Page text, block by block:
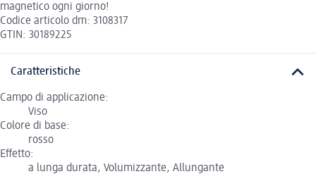
magnetico ogni giorno!
Codice articolo dm: 3108317
GTIN: 30189225
Caratteristiche
Campo di applicazione:
Viso
Colore di base:
rosso
Effetto:
a lunga durata, Volumizzante, Allungante